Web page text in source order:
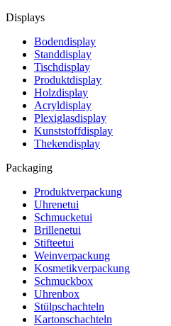
Displays
Bodendisplay
Standdisplay
Tischdisplay
Produktdisplay
Holzdisplay
Acryldisplay
Plexiglasdisplay
Kunststoffdisplay
Thekendisplay
Packaging
Produktverpackung
Uhrenetui
Schmucketui
Brillenetui
Stifteetui
Weinverpackung
Kosmetikverpackung
Schmuckbox
Uhrenbox
Stülpschachteln
Kartonschachteln